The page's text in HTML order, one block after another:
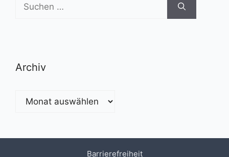
nach:
Archiv
Archiv
Barrierefreiheit